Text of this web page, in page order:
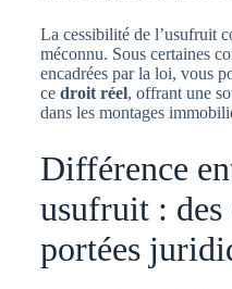
La cessibilité de l’usufruit
méconnu. Sous certaines
encadrées par la loi, vous
ce droit réel, offrant une
dans les montages
Différence
usufruit :
portées